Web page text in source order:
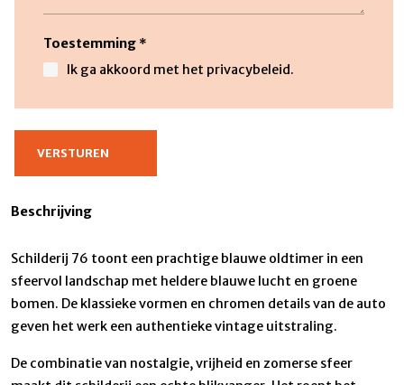
Toestemming *
Ik ga akkoord met het privacybeleid.
Beschrijving
Schilderij 76 toont een prachtige blauwe oldtimer in een
sfeervol landschap met heldere blauwe lucht en groene
bomen. De klassieke vormen en chromen details van de auto
geven het werk een authentieke vintage uitstraling.
De combinatie van nostalgie, vrijheid en zomerse sfeer